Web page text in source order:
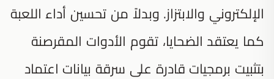
الإلكتروني والابتزاز. وبدلاً من تحسين أداء اللعبة
كما يعتقد الضحايا، تقوم الأدوات المقرصنة
بتثبيت برمجيات قادرة على سرقة بيانات اعتماد